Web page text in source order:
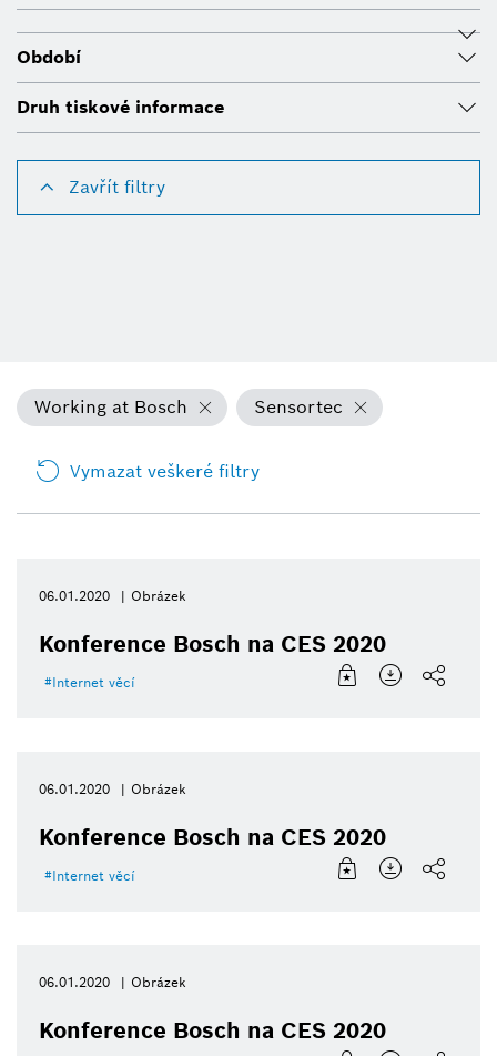
Období
Druh tiskové informace
Zavřít filtry
Working at Bosch Sensortec
Vymazat veškeré filtry
06.01.2020 Obrázek
Konference Bosch na CES 2020
Internet věcí
06.01.2020 Obrázek
Konference Bosch na CES 2020
Internet věcí
06.01.2020 Obrázek
Konference Bosch na CES 2020